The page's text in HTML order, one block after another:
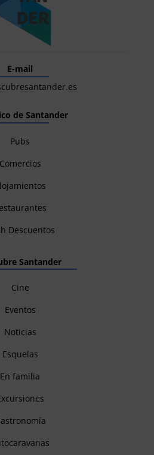
E-mail
de Santander
Pubs
Comercios
Descuentos
Santander
Cine
Eventos
Noticias
Esquelas
En familia